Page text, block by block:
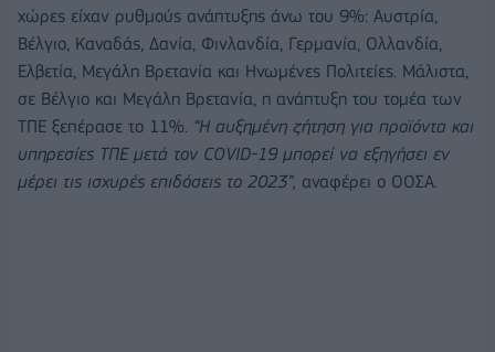
χώρες είχαν ρυθμούς ανάπτυξης άνω του 9%: Αυστρία,
Βέλγιο, Καναδάς, Δανία, Φινλανδία, Γερμανία, Ολλανδία,
Ελβετία, Μεγάλη Βρετανία και Ηνωμένες Πολιτείες. Μάλιστα,
σε Βέλγιο και Μεγάλη Βρετανία, η ανάπτυξη του τομέα των
ΤΠΕ ξεπέρασε το 11%. “Η αυξημένη ζήτηση για προϊόντα και
υπηρεσίες ΤΠΕ μετά τον COVID-19 μπορεί να εξηγήσει εν
μέρει τις ισχυρές επιδόσεις το 2023”, αναφέρει ο ΟΟΣΑ.